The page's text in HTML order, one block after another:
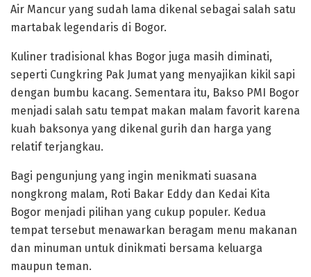
Air Mancur yang sudah lama dikenal sebagai salah satu
martabak legendaris di Bogor.
Kuliner tradisional khas Bogor juga masih diminati,
seperti Cungkring Pak Jumat yang menyajikan kikil sapi
dengan bumbu kacang. Sementara itu, Bakso PMI Bogor
menjadi salah satu tempat makan malam favorit karena
kuah baksonya yang dikenal gurih dan harga yang
relatif terjangkau.
Bagi pengunjung yang ingin menikmati suasana
nongkrong malam, Roti Bakar Eddy dan Kedai Kita
Bogor menjadi pilihan yang cukup populer. Kedua
tempat tersebut menawarkan beragam menu makanan
dan minuman untuk dinikmati bersama keluarga
maupun teman.